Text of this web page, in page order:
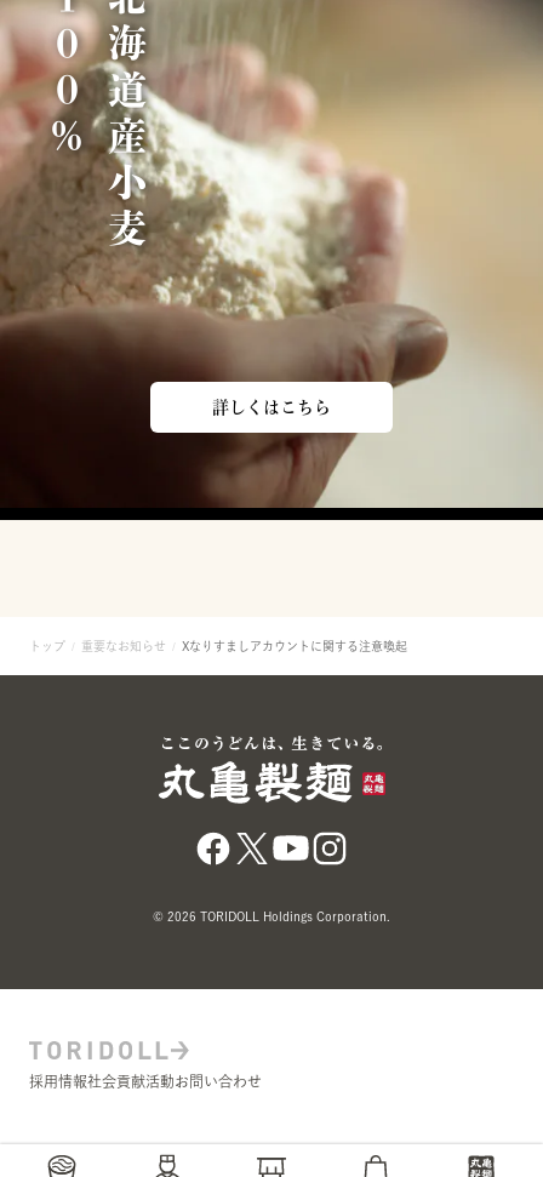
北
海
道
産
小
麦
1
0
0
％
詳しくはこちら
トップ 重要なお知らせ Xなりすましアカウントに関する注意喚起
© 2026 TORIDOLL Holdings Corporation.
採用情報社会貢献活動お問い合わせ